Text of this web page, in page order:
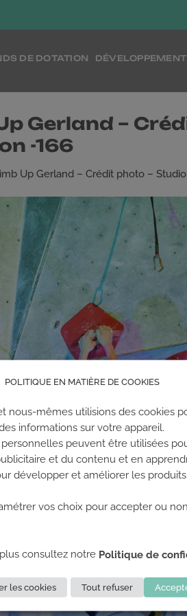
DE DOTATION DÉVELOPPEMENT
Gerland –
-166
Up Gerland – Crédit photo –
POLITIQUE EN MATIÈRE DE COOKIES
nous-mêmes utilisions des cookies
informations sur votre appareil.
peuvent être utilisées
et du contenu et en
développer et améliorer les
vos choix pour accepter ou
consultez notre Politique de
les cookies Tout refuser